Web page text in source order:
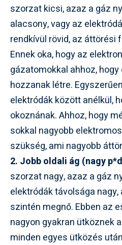
szorzat kicsi, azaz a gáz
alacsony, vagy az
rendkívül rövid, az áttörési
Ennek oka, hogy az
gázatomokkal ahhoz,
hozzanak létre.
elektródák között anélkül,
okoznának. Ahhoz, hogy
sokkal nagyobb
szükség, ami nagyobb
2. Jobb oldali ág (nagy
szorzat nagy, azaz a gáz
elektródák távolsága
szintén megnő. Ebben az
nagyon gyakran ütköznek
minden egyes ütközés